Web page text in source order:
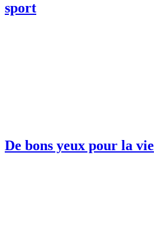
sport
De bons yeux pour la vie